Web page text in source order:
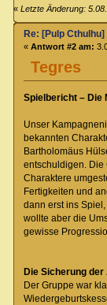
«Letzte Änderung:
Tegres
Re: [Pulp
« Antwort #2 am:
Spielbericht – Die
Unser
bekannten
Bartholomäus
entschuldigen. Die
Charaktere
Fertigkeiten und
dann erst ins
wollte aber die
gewisse
Die Sicherung
Der Gruppe war